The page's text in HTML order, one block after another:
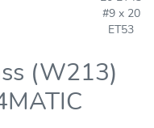
#9 x 20
ET53
(W213)